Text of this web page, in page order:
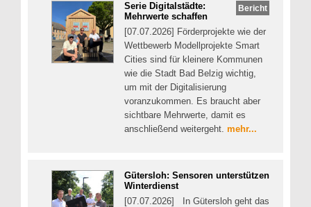
Bericht
Serie Digitalstädte:
Mehrwerte schaffen
[07.07.2026] Förderprojekte wie der
Wettbewerb Modellprojekte Smart
Cities sind für kleinere Kommunen
wie die Stadt Bad Belzig wichtig,
um mit der Digitalisierung
voranzukommen. Es braucht aber
sichtbare Mehrwerte, damit es
anschließend weitergeht. mehr...
Gütersloh: Sensoren unterstützen
Winterdienst
[07.07.2026] In Gütersloh geht das